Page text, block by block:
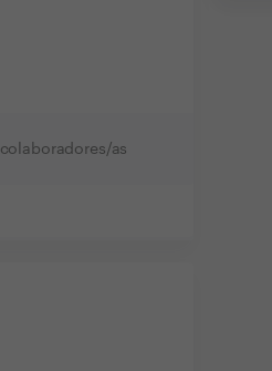
colaboradores/as